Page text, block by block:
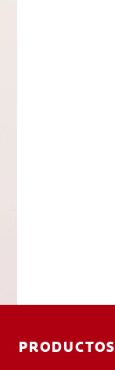
PRODUCTOS